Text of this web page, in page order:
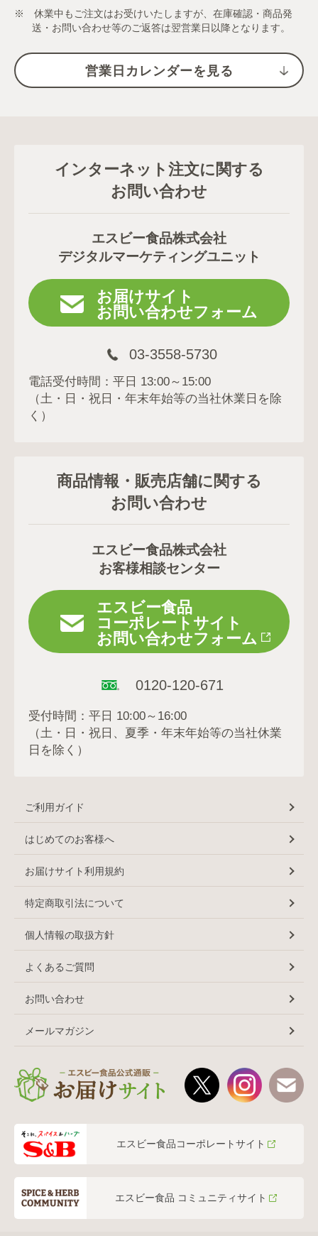
※ 休業中もご注文はお受けいたしますが、在庫確認・商品発
送・お問い合わせ等のご返答は翌営業日以降となります。
営業日カレンダーを見る
インターネット注文に関する
お問い合わせ
エスビー食品株式会社
デジタルマーケティングユニット
お届けサイト
お問い合わせフォーム
03-3558-5730
電話受付時間：平日 13:00～15:00
（土・日・祝日・年末年始等の当社休業日を除
く）
商品情報・販売店舗に関する
お問い合わせ
エスビー食品株式会社
お客様相談センター
エスビー食品
コーポレートサイト
お問い合わせフォーム
0120-120-671
受付時間：平日 10:00～16:00
（土・日・祝日、夏季・年末年始等の当社休業
日を除く）
ご利用ガイド
はじめてのお客様へ
お届けサイト利用規約
特定商取引法について
個人情報の取扱方針
よくあるご質問
お問い合わせ
メールマガジン
エスビー食品コーポレートサイト
エスビー食品 コミュニティサイト